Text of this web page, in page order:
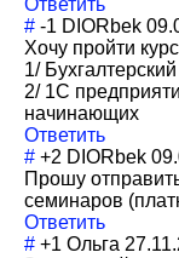
Ответить
# -1 DIORbek
Хочу пройти
1/
2/ 1С
начинающих
Ответить
# +2 DIORbek
Прошу
семинаров
Ответить
# +1 Ольга